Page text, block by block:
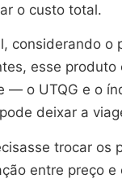
o custo total.
considerando o
esse
— o UTQG e o
deixar a
trocar
entre preço